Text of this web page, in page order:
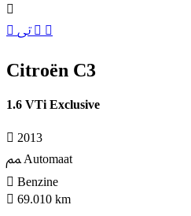
Citroën C3
1.6 VTi Exclusive
2013
Automaat
Benzine
69.010 km